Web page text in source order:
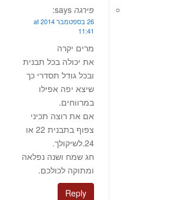
פירגה says:
26 בספטמבר 2014 at
11:41
מרים יקרה
את יכולה בכל תבנית
ובכל גודל תסדרי כך
שיצא יפה אפילו
במרווחים.
אם את רוצה תכיני
צפוף בתבנית 22 או
24.לשיקולך.
חג שמח ושנה נפלאה
ומתוקה לכולכם.
Reply